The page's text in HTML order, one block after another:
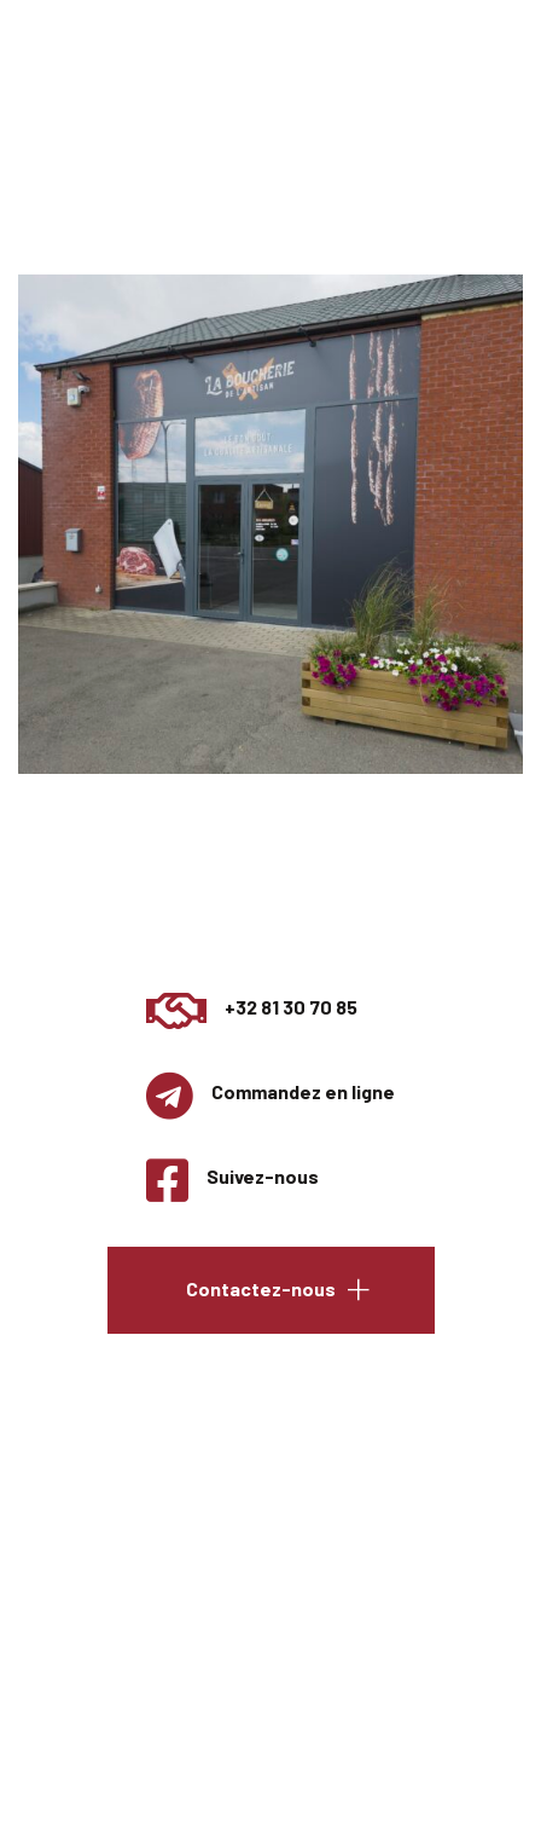
+32 81 30 70 85
Commandez en ligne
Suivez-nous
Contactez-nous